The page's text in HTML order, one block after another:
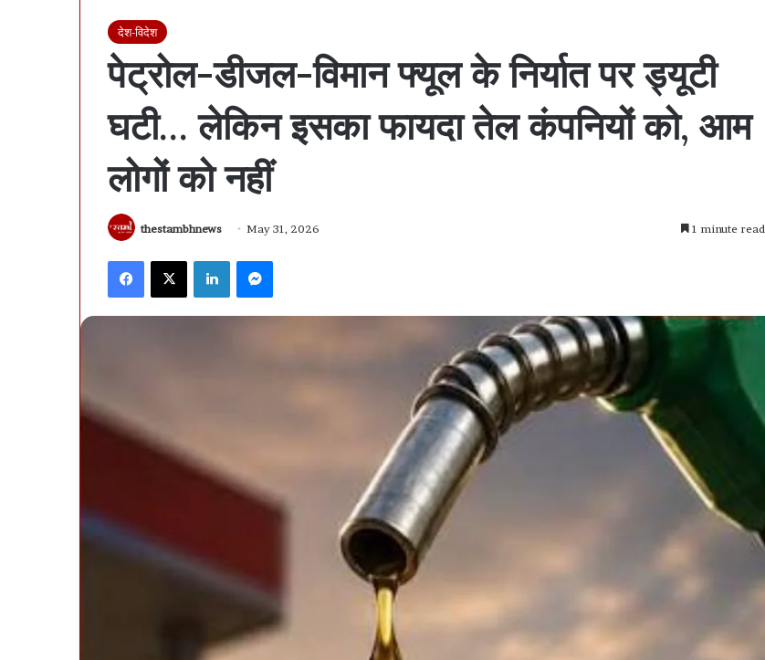
देश-विदेश
पेट्रोल-डीजल-विमान फ्यूल के निर्यात पर ड्यूटी
घटी… लेकिन इसका फायदा तेल कंपनियों को, आम
लोगों को नहीं
thestambhnews May 31, 2026 1 minute read
Facebook X LinkedIn